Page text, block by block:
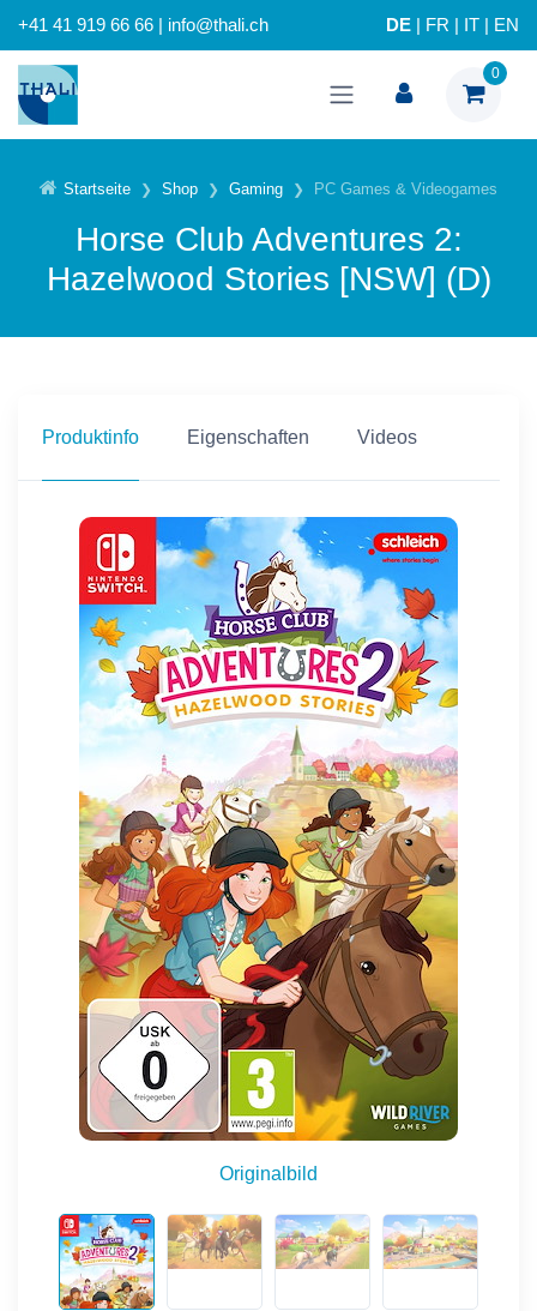
+41 41 919 66 66 | info@thali.ch DE FR IT EN
0
Startseite Shop Gaming PC Games & Videogames
Horse Club Adventures 2:
Hazelwood Stories [NSW] (D)
Produktinfo Eigenschaften Videos
Originalbild